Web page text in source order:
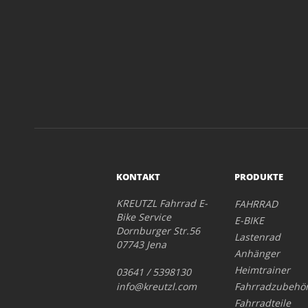
KONTAKT
KREUTZL Fahrrad E-
Bike Service
Dornburger Str.56
07743 Jena
03641 / 5398130
info@kreutzl.com
PRODUKTE
FAHRRAD
E-BIKE
Lastenrad
Anhänger
Heimtrainer
Fahrradteile